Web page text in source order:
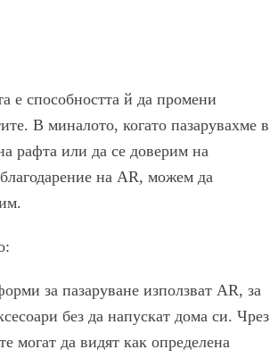
е способността й да промени
В миналото, когато пазарувахме в
рафта или да се доверим на
на AR, можем да
за пазаруване използват AR, за
без да напускат дома си. Чрез
могат да видят как определена